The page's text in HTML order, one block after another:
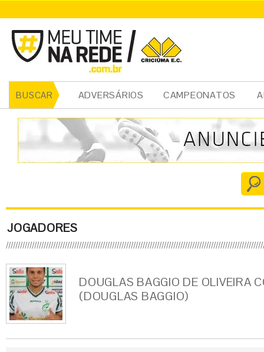
BUSCAR ADVERSÁRIOS CAMPEONATOS
JOGADORES
DOUGLAS BAGGIO DE OLIVEIRA
(DOUGLAS BAGGIO)